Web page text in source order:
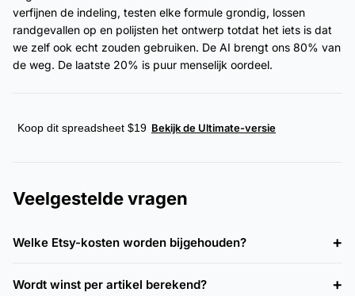
verfijnen de indeling, testen elke formule grondig, lossen
randgevallen op en polijsten het ontwerp totdat het iets is dat
we zelf ook echt zouden gebruiken. De AI brengt ons 80% van
de weg. De laatste 20% is puur menselijk oordeel.
Koop dit spreadsheet $19 Bekijk de Ultimate-versie
Veelgestelde vragen
Welke Etsy-kosten worden bijgehouden?
Wordt winst per artikel berekend?